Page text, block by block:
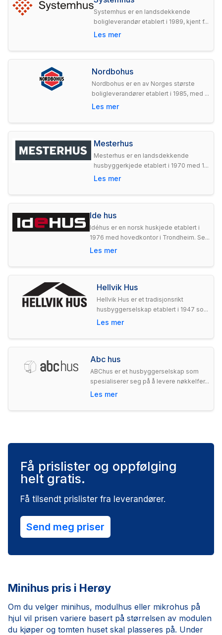
Systemhus er en landsdekkende
boligleverandør etablert i 1989, kjent f...
Les mer
Nordbohus
Nordbohus er en av Norges største
boligleverandører etablert i 1985, med ...
Les mer
Mesterhus
Mesterhus er en landsdekkende
husbyggerkjede etablert i 1970 med 1...
Les mer
Ide hus
Idéhus er en norsk huskjede etablert i
1976 med hovedkontor i Trondheim. Se...
Les mer
Hellvik Hus
Hellvik Hus er et tradisjonsrikt
husbyggerselskap etablert i 1947 so...
Les mer
Abc hus
ABChus er et husbyggerselskap som
spesialiserer seg på å levere nøkkelfer...
Les mer
Få prislister og oppfølging
helt gratis.
Få tilsendt prislister fra leverandører.
Send meg priser
Minihus pris i Herøy
Om du velger minihus, modulhus eller mikrohus på
hjul vil prisen variere basert på størrelsen av modulen
du kjøper og tomten huset skal plasseres på. Under